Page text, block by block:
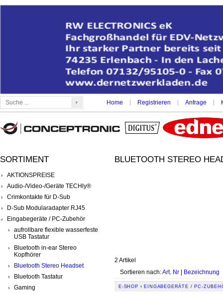
Home Registrieren Anfrage
SORTIMENT
AKTIONSPREISE
Audio-/Video-/Geräte TECHly®
Crimkontakte für D-Sub
D-Sub Modularadapter RJ45
Eingabegeräte / PC-Zubehör
aufrollbare flexible wasserfeste
USB Tastatur
Bluetooth in-ear Stereo
Kopfhörer
Bluetooth Stereo Headset
Bluetooth Tastatur
Gaming
BLUETOOTH STEREO
2 Artikel
Sortieren nach:Art. Nr | Bezeichnung
E-SHOP › EINGABEGERÄTE / PC-